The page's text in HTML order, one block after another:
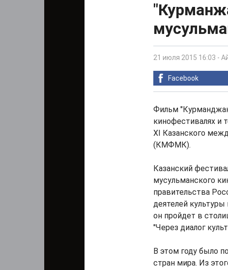
21 июля 2015 16:03 -
Facebook
Фильм
кинофестивалях и
XI Казанского
(КМФМК).
Казанский
мусульманского
правительства
деятелей
он пройдет в
"Через диалог
В этом году было
стран мира. Из